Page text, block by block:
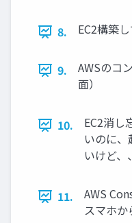
8. EC2構築
9.
AWSのコ
面）
10.
EC2消し
いのに
いけど、
11.
AWS
スマホか